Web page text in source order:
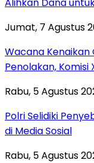
Jumat, 7 Agustus
Wacana Kenaikan
Penolakan, Komisi
Rabu, 5 Agustus
Polri Selidiki
di Media Sosial
Rabu, 5 Agustus